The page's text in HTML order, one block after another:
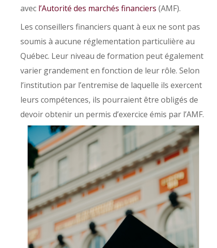
avec l’Autorité des marchés financiers (AMF).
Les conseillers financiers quant à eux ne sont pas
soumis à aucune réglementation particulière au
Québec. Leur niveau de formation peut également
varier grandement en fonction de leur rôle. Selon
l’institution par l’entremise de laquelle ils exercent
leurs compétences, ils pourraient être obligés de
devoir obtenir un permis d’exercice émis par l’AMF.